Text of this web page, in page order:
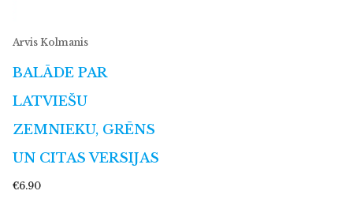
Arvis Kolmanis
BALĀDE PAR
LATVIEŠU
ZEMNIEKU, GRĒNS
UN CITAS VERSIJAS
€6.90